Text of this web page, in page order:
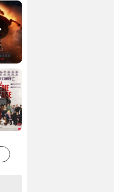
De la Comédie-Française Teaser VF